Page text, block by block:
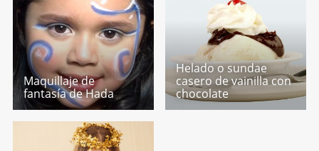
Maquillaje de
fantasía de Hada
Helado o sundae
casero de vainilla con
chocolate